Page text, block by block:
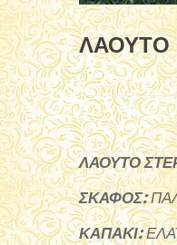
ΛΑΟΥΤΟ
ΛΑΟΥΤΟ
ΣΚΑΦΟΣ:
ΚΑΠΑΚΙ: